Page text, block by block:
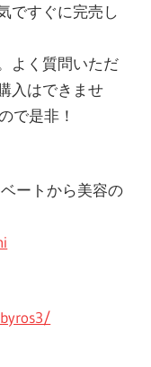
ですぐに完売し
よく質問いただ
入はできませ
で是非！
ートから美容の